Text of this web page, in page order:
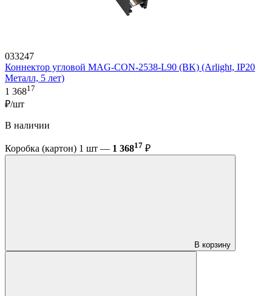
033247
Коннектор угловой MAG-CON-2538-L90 (BK) (Arlight, IP20
Металл, 5 лет)
1 36817
₽/шт
В наличии
Коробка (картон) 1 шт — 1 36817 ₽
В корзину